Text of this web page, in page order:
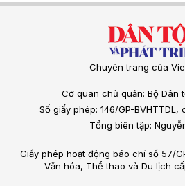
Chuyên trang của
Cơ quan chủ quản: Bộ Dân
Số giấy phép: 146/GP-BVHTTDL,
Tổng biên tập:
Giấy phép hoạt động báo chí số 57/
Văn hóa, Thể thao và Du lịch